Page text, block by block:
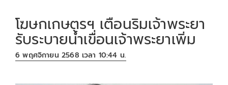
โฆษกเกษตรฯ เตือนริมเจ้าพระยา
รับระบายน้ำเขื่อนเจ้าพระยาเพิ่ม
6 พฤศจิกายน 2568 เวลา 10:44 น.